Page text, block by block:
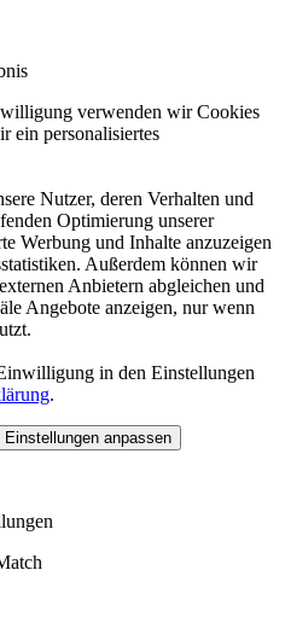
verwenden wir Cookies
ein personalisiertes
Nutzer, deren Verhalten und
Optimierung unserer
Werbung und Inhalte anzuzeigen
Außerdem können wir
Anbietern abgleichen und
Angebote anzeigen, nur wenn
in den Einstellungen
.
Einstellungen anpassen